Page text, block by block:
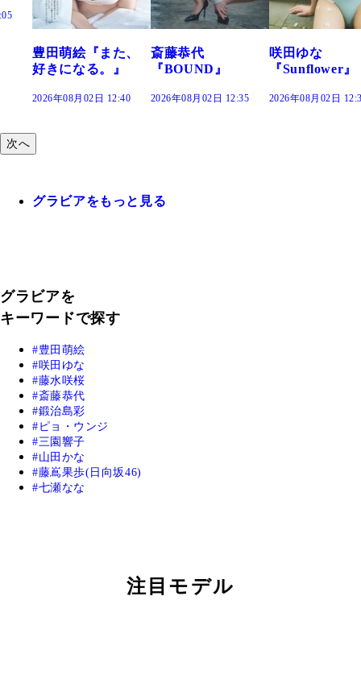
豊田萌絵『また、
好きになる。』
2026年08月02日 12:40
斎藤恭代
『BOUND』
2026年08月02日 12:35
咲田ゆな
『Sunflower』
2026年08月02日
次へ
グラビアをもっと見る
グラビアを
キーワードで探す
豊田萌絵
咲田ゆな
藤水咲桜
斎藤恭代
鍛治島彩
ピョ・ウンジ
三園響子
山田かな
藤嶌果歩(日向坂46)
七瀬なな
注目モデル